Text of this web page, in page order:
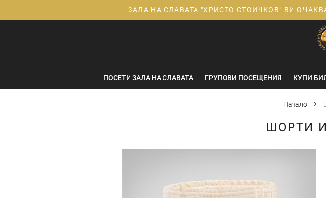
към
ЗАЛА НА СЛАВАТА "ХРИСТО СТОИЧКОВ" ВИ
ПОСЕТИ ЗАЛА НА СЛАВАТА ГРУПОВИ ПОСЕЩЕНИЯ КУПИ
Начало
ШОРТИ